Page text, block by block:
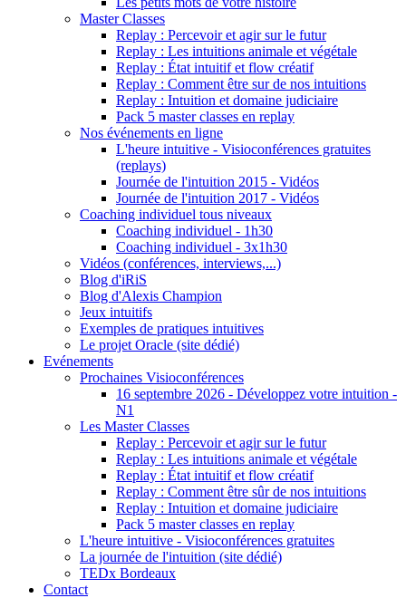
Master Classes
Replay : Percevoir et agir sur le futur
Replay : Les intuitions animale et végétale
Replay : État intuitif et flow créatif
Replay : Comment être sur de nos intuitions
Replay : Intuition et domaine judiciaire
Pack 5 master classes en replay
Nos événements en ligne
L'heure intuitive - Visioconférences gratuites
(replays)
Journée de l'intuition 2015 - Vidéos
Journée de l'intuition 2017 - Vidéos
Coaching individuel tous niveaux
Coaching individuel - 1h30
Coaching individuel - 3x1h30
Vidéos (conférences, interviews,...)
Blog d'iRiS
Blog d'Alexis Champion
Jeux intuitifs
Exemples de pratiques intuitives
Le projet Oracle (site dédié)
Evénements
Prochaines Visioconférences
16 septembre 2026 - Développez votre intuition -
N1
Les Master Classes
Replay : Percevoir et agir sur le futur
Replay : Les intuitions animale et végétale
Replay : État intuitif et flow créatif
Replay : Comment être sûr de nos intuitions
Replay : Intuition et domaine judiciaire
Pack 5 master classes en replay
L'heure intuitive - Visioconférences gratuites
La journée de l'intuition (site dédié)
TEDx Bordeaux
Contact